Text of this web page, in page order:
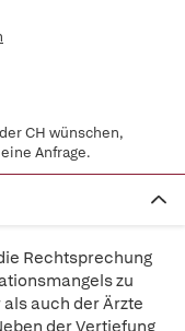
CH wünschen,
Anfrage.
Rechtsprechung
zu
auch der Ärzte
der Vertiefung